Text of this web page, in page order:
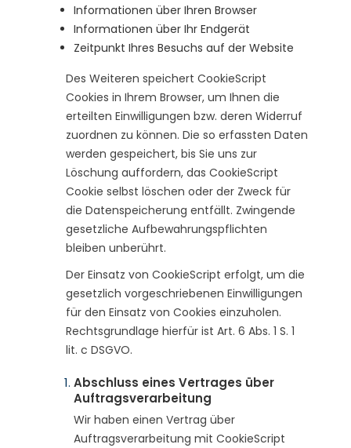
Informationen über Ihren Browser
Informationen über Ihr Endgerät
Zeitpunkt Ihres Besuchs auf der Website
Des Weiteren speichert CookieScript
Cookies in Ihrem Browser, um Ihnen die
erteilten Einwilligungen bzw. deren Widerruf
zuordnen zu können. Die so erfassten Daten
werden gespeichert, bis Sie uns zur
Löschung auffordern, das CookieScript
Cookie selbst löschen oder der Zweck für
die Datenspeicherung entfällt. Zwingende
gesetzliche Aufbewahrungspflichten
bleiben unberührt.
Der Einsatz von CookieScript erfolgt, um die
gesetzlich vorgeschriebenen Einwilligungen
für den Einsatz von Cookies einzuholen.
Rechtsgrundlage hierfür ist Art. 6 Abs. 1 S. 1
lit. c DSGVO.
Abschluss eines Vertrages über
Auftragsverarbeitung
Wir haben einen Vertrag über
Auftragsverarbeitung mit CookieScript